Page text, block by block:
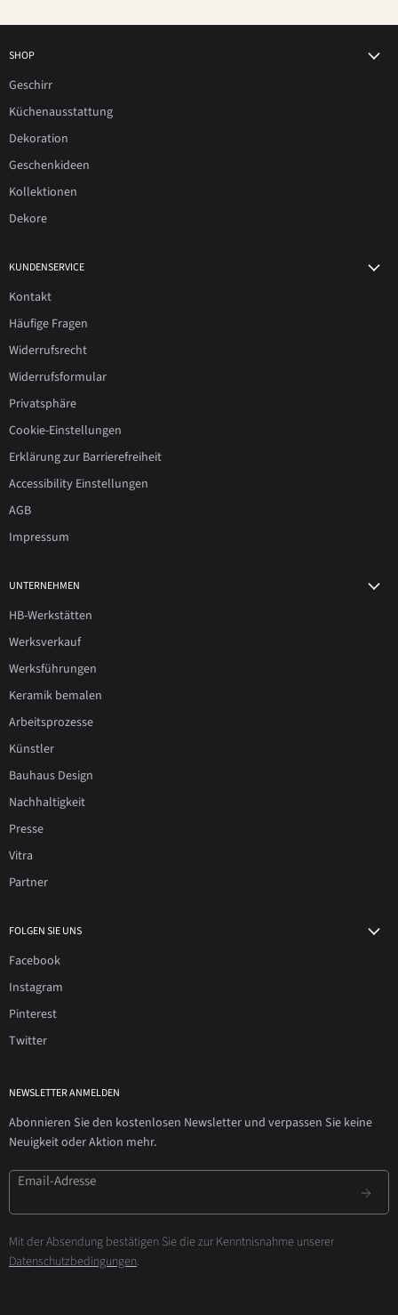
SHOP
Geschirr
Küchenausstattung
Dekoration
Geschenkideen
Kollektionen
Dekore
KUNDENSERVICE
Kontakt
Häufige Fragen
Widerrufsrecht
Widerrufsformular
Privatsphäre
Cookie-Einstellungen
Erklärung zur Barrierefreiheit
Accessibility Einstellungen
AGB
Impressum
UNTERNEHMEN
HB-Werkstätten
Werksverkauf
Werksführungen
Keramik bemalen
Arbeitsprozesse
Künstler
Bauhaus Design
Nachhaltigkeit
Presse
Vitra
Partner
FOLGEN SIE UNS
Facebook
Instagram
Pinterest
Twitter
NEWSLETTER ANMELDEN
Abonnieren Sie den kostenlosen Newsletter und verpassen Sie keine
Neuigkeit oder Aktion mehr.
Email-Adresse
Mit der Absendung bestätigen Sie die zur Kenntnisnahme unserer
Datenschutzbedingungen.